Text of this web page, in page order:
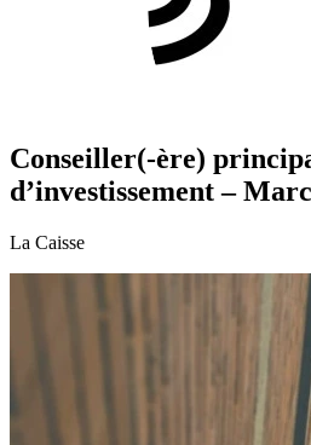
Conseiller(-ère)
d’investissement –
La Caisse